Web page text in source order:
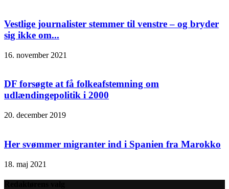
Vestlige journalister stemmer til venstre – og bryder
sig ikke om...
16. november 2021
DF forsøgte at få folkeafstemning om
udlændingepolitik i 2000
20. december 2019
Her svømmer migranter ind i Spanien fra Marokko
18. maj 2021